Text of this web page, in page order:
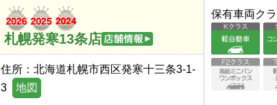
札幌発寒13条店
住所： 北海道札幌市西区発寒十三条3-1-
3
地図
保有車両ク